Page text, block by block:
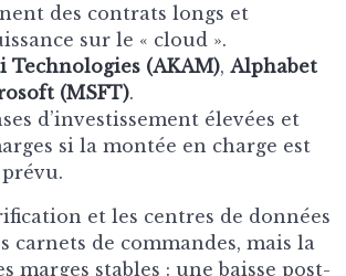
des contrats longs et
sur le « cloud ».
Technologies (AKAM), Alphabet
(MSFT).
d’investissement élevées et
si la montée en charge est
et les centres de données
carnets de commandes, mais la
marges stables : une baisse post-